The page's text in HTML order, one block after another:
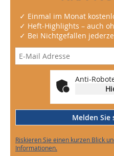
✓ Einmal im Monat
✓ Heft-Highlights – auch
✓ Bei Nichtgefallen
Anti-
Melden Sie
Riskieren Sie einen kurzen Blick
Informationen.